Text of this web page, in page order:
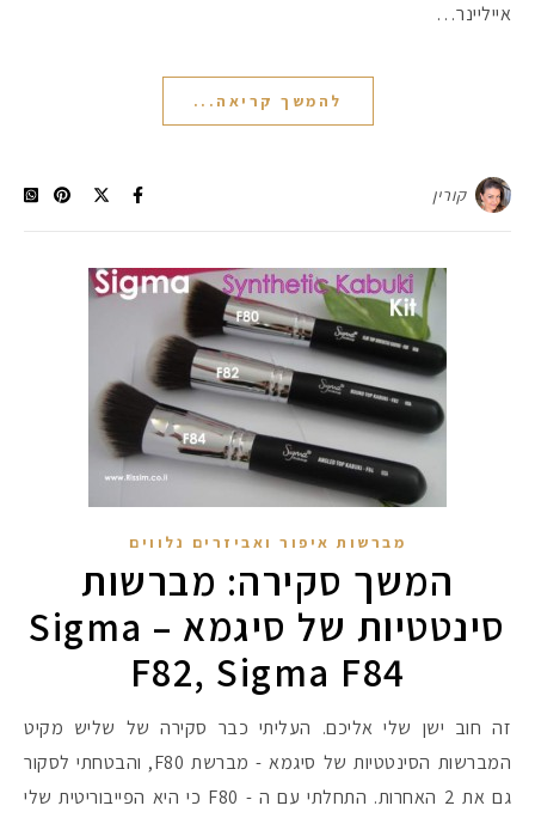
אייליינר…
להמשך קריאה...
קורין
מברשות איפור ואביזרים נלווים
המשך סקירה: מברשות
סינטטיות של סיגמא – Sigma
F82, Sigma F84
זה חוב ישן שלי אליכם. העליתי כבר סקירה של שליש מקיט
המברשות הסינטטיות של סיגמא - מברשת F80, והבטחתי לסקור
גם את 2 האחרות. התחלתי עם ה - F80 כי היא הפייבוריטית שלי